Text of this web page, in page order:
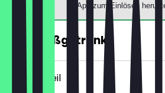
App zum Einlösen
2für1 Heißgetränk
~4 € Vorteil